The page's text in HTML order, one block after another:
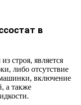
в
строя, является
либо отсутствие
включение
а также